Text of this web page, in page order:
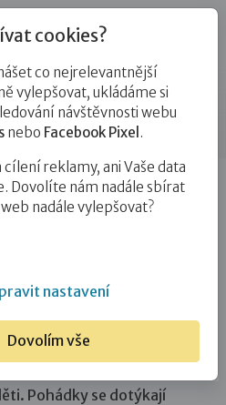
knížky pohádek pro
pohádek pro
Pohádky se dotýkají
cookies?
co nejrelevantnější
vylepšovat, ukládáme si
návštěvnosti webu
nebo Facebook Pixel .
reklamy, ani Vaše data
Dovolíte nám nadále sbírat
nadále vylepšovat?
nastavení
Dovolím vše